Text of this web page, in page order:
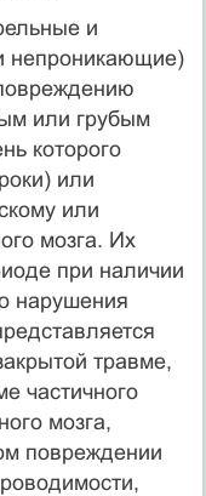
и
непроникающие)
или грубым
которого
или
или
мозга. Их
при наличии
нарушения
травме,
частичного
мозга,
повреждении